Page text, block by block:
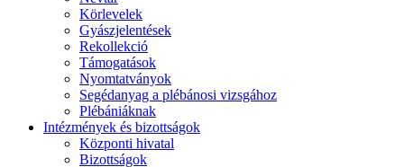
Körlevelek
Gyászjelentések
Rekollekció
Támogatások
Nyomtatványok
Segédanyag a plébánosi vizsgához
Plébániáknak
Intézmények és bizottságok
Központi hivatal
Bizottságok